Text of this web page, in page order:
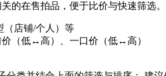
的在售拍品，便于比价与快速筛选。
（店铺/个人）等
（低↔高）、一口价（低↔高）